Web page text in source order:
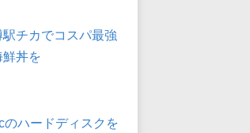
駅チカでコスパ最強
鮮丼を
のハードディスクを